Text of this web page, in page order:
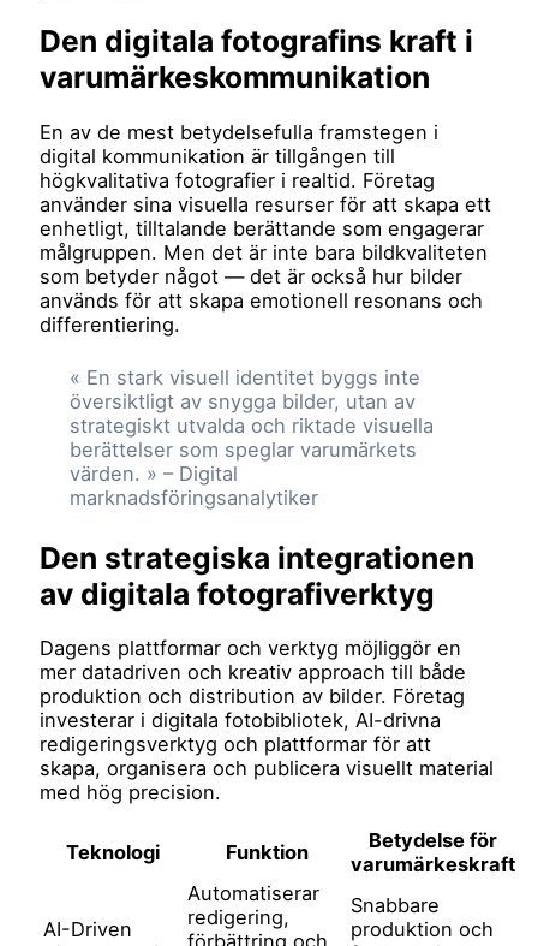
Den digitala fotografins kraft i
varumärkeskommunikation
En av de mest betydelsefulla framstegen i
digital kommunikation är tillgången till
högkvalitativa fotografier i realtid. Företag
använder sina visuella resurser för att skapa ett
enhetligt, tilltalande berättande som engagerar
målgruppen. Men det är inte bara bildkvaliteten
som betyder något — det är också hur bilder
används för att skapa emotionell resonans och
differentiering.
« En stark visuell identitet byggs inte
översiktligt av snygga bilder, utan av
strategiskt utvalda och riktade visuella
berättelser som speglar varumärkets
värden. » – Digital
marknadsföringsanalytiker
Den strategiska integrationen
av digitala fotografiverktyg
Dagens plattformar och verktyg möjliggör en
mer datadriven och kreativ approach till både
produktion och distribution av bilder. Företag
investerar i digitala fotobibliotek, AI-drivna
redigeringsverktyg och plattformar för att
skapa, organisera och publicera visuellt material
med hög precision.
Teknologi Funktion
Betydelse för
varumärkeskraft
AI-Driven
Automatiserar
redigering,
förbättring och
Snabbare
produktion och